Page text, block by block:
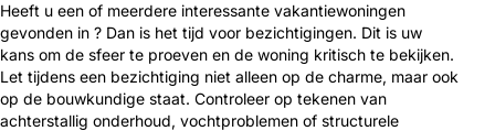
Heeft u een of meerdere interessante vakantiewoningen
gevonden in ? Dan is het tijd voor bezichtigingen. Dit is uw
kans om de sfeer te proeven en de woning kritisch te bekijken.
Let tijdens een bezichtiging niet alleen op de charme, maar ook
op de bouwkundige staat. Controleer op tekenen van
achterstallig onderhoud, vochtproblemen of structurele